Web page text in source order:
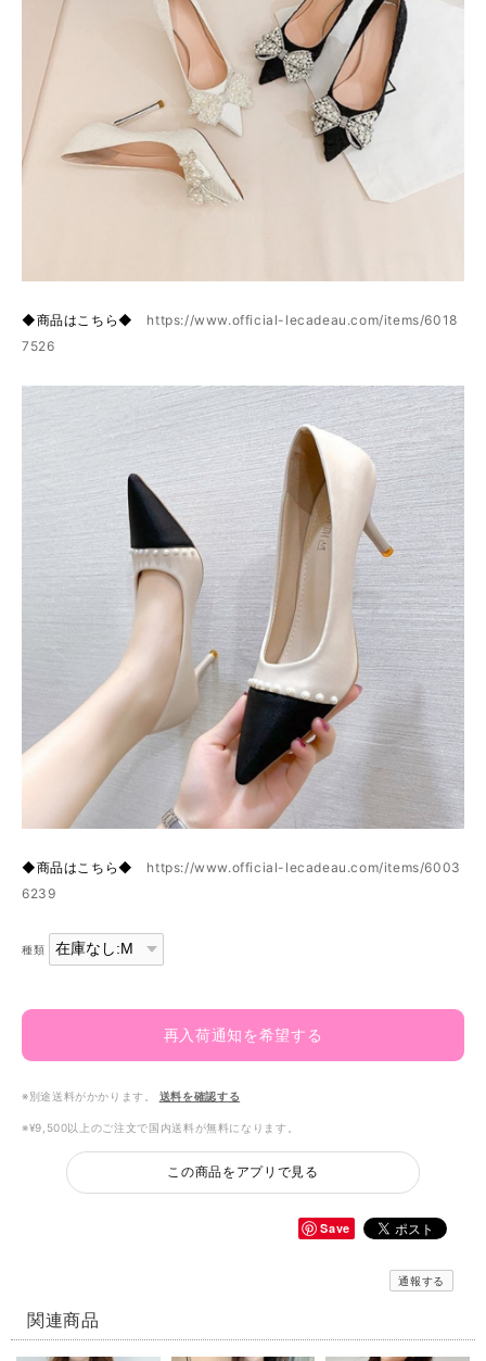
◆商品はこちら◆ https://www.official-lecadeau.com/items/6018
7526
◆商品はこちら◆ https://www.official-lecadeau.com/items/6003
6239
種類
再入荷通知を希望する
※別途送料がかかります。 送料を確認する
※¥9,500以上のご注文で国内送料が無料になります。
この商品をアプリで見る
Save
通報する
関連商品